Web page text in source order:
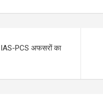
IAS-PCS अफसरों का